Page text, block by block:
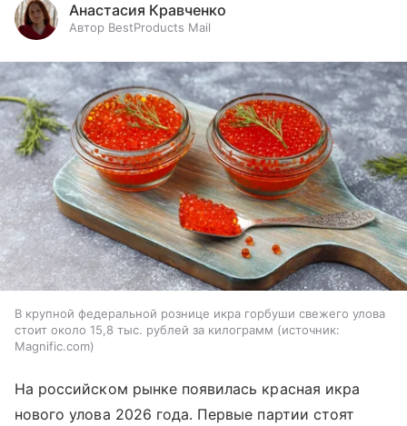
Анастасия Кравченко
Автор BestProducts Mail
В крупной федеральной рознице икра горбуши свежего улова
стоит около 15,8 тыс. рублей за килограмм
источник:
Magnific.com
На российском рынке появилась красная икра
нового улова 2026 года. Первые партии стоят